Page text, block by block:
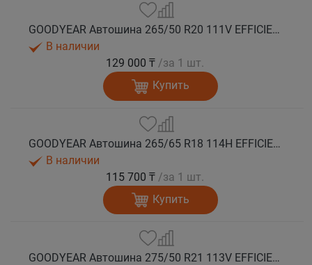
GOODYEAR Автошина 265/50 R20 111V EFFICIENTGRIP 2 SUV XL лето
В наличии
129 000 ₸ /за 1 шт.
Купить
GOODYEAR Автошина 265/65 R18 114H EFFICIENTGRIP 2 SUV лето
В наличии
115 700 ₸ /за 1 шт.
Купить
GOODYEAR Автошина 275/50 R21 113V EFFICIENTGRIP 2 SUV XL лето